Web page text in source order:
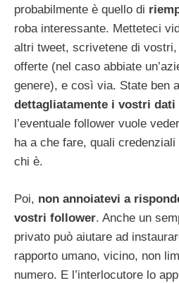
probabilmente è quello di
roba interessante. Metteteci
altri tweet, scrivetene di
offerte (nel caso abbiate
genere), e così via. State ben
dettagliatamente i vostri
l’eventuale follower vuole
ha a che fare, quali
chi è.
Poi, non annoiatevi a
vostri follower. Anche un
privato può aiutare ad
rapporto umano, vicino, non
numero. E l’interlocutore lo